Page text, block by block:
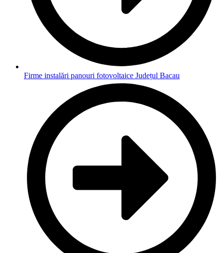
Firme instalări panouri fotovoltaice Județul Bacau